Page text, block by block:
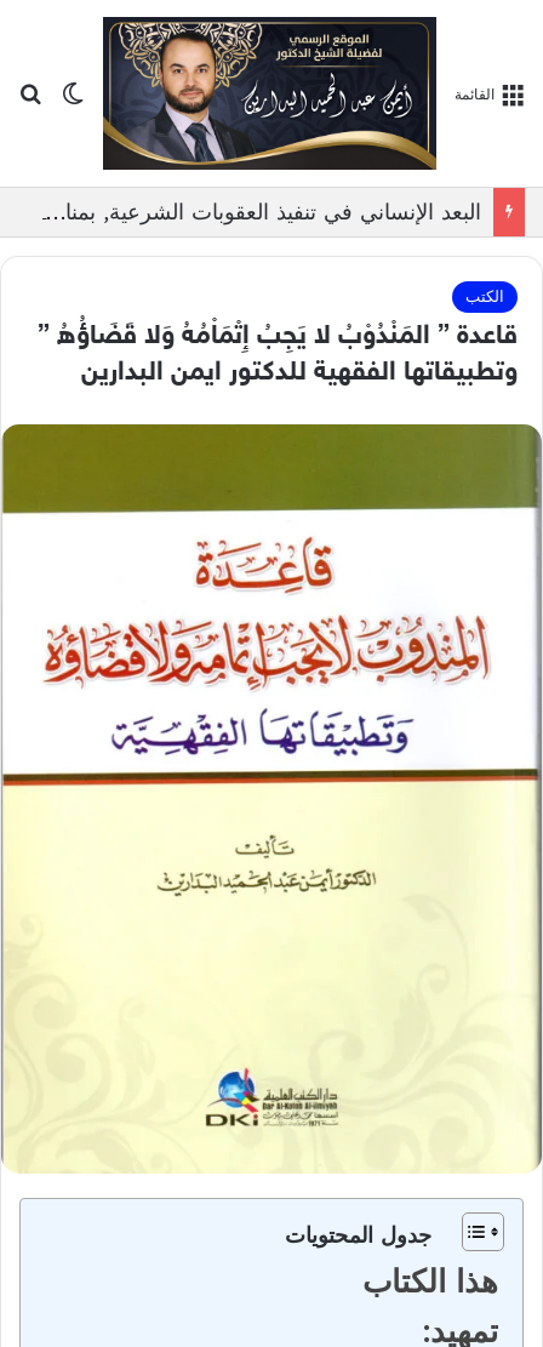
الوضع القائمة
البعد الإنساني في تنفيذ العقوبات الشرعية, بمناقشة الدكتور ايمن البدارين
الكتب
قاعدة ” المَنْدُوْبُ لا يَجِبُ إِتْمَاْمُهُ وَلا قَضَاؤُهُ ”
وتطبيقاتها الفقهية للدكتور ايمن البدارين
جدول المحتويات
هذا الكتاب
تمهيد: